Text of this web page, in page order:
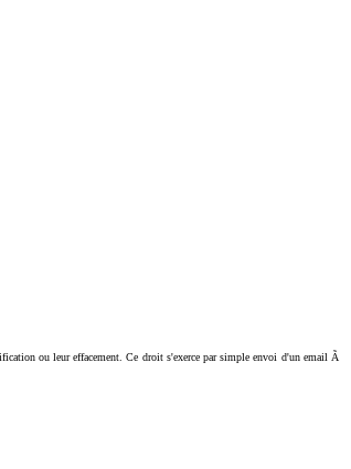
ou leur effacement. Ce droit s'exerce par simple envoi d'un email Ã